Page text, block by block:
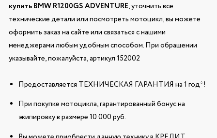
купить BMW R1200GS ADVENTURE, уточнить все
технические детали или посмотреть мотоцикл, вы можете
оформить заказ на сайте или связаться с нашими
менеджерами любым удобным способом. При обращении
указывайте, пожалуйста, артикул 152002
Предоставляется ТЕХНИЧЕСКАЯ ГАРАНТИЯ на 1 год*!
При покупке мотоцикла, гарантированный бонус на
экипировку в размере 10 000 руб.